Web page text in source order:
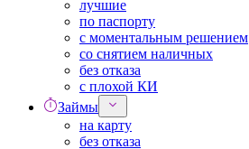
лучшие
по паспорту
с моментальным решением
со снятием наличных
без отказа
с плохой КИ
Займы
на карту
без отказа